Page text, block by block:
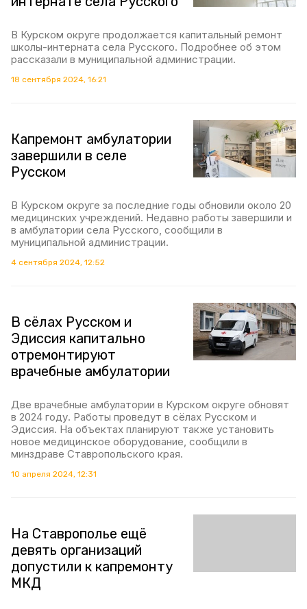
В Курском округе продолжается капитальный ремонт
школы-интерната села Русского. Подробнее об этом
рассказали в муниципальной администрации.
18 сентября 2024, 16:21
Капремонт амбулатории
завершили в селе
Русском
В Курском округе за последние годы обновили около 20
медицинских учреждений. Недавно работы завершили и
в амбулатории села Русского, сообщили в
муниципальной администрации.
4 сентября 2024, 12:52
В сёлах Русском и
Эдиссия капитально
отремонтируют
врачебные амбулатории
Две врачебные амбулатории в Курском округе обновят
в 2024 году. Работы проведут в сёлах Русском и
Эдиссия. На объектах планируют также установить
новое медицинское оборудование, сообщили в
минздраве Ставропольского края.
10 апреля 2024, 12:31
На Ставрополье ещё
девять организаций
допустили к капремонту
МКД